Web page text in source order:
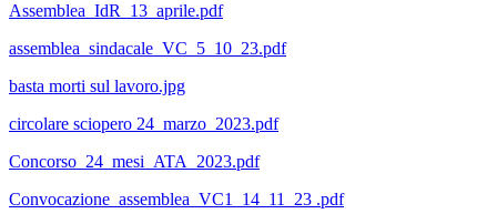
Assemblea_IdR_13_aprile.pdf
assemblea_sindacale_VC_5_10_23.pdf
basta morti sul lavoro.jpg
circolare sciopero 24_marzo_2023.pdf
Concorso_24_mesi_ATA_2023.pdf
Convocazione_assemblea_VC1_14_11_23 .pdf